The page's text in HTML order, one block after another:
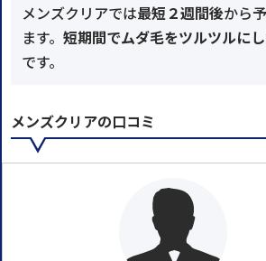
メンズクリアでは最短２週間後から
ます。 短期間でムダ毛をツルツルに
です。
メンズクリアの口コミ